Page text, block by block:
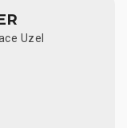
Uzel